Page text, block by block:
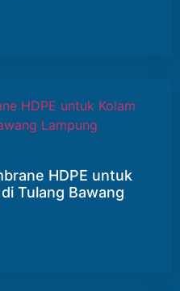
HDPE untuk
Tulang Bawang